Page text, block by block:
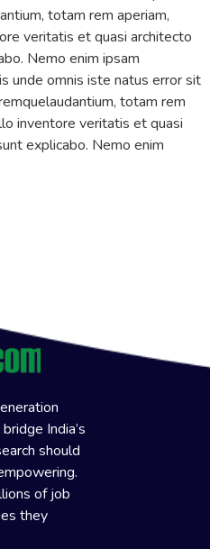
totam rem aperiam,
veritatis et quasi architecto
Nemo enim ipsam
unde omnis iste natus error sit
totam rem
inventore veritatis et quasi
explicabo. Nemo enim
India’s
should
of job
they